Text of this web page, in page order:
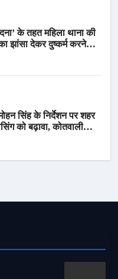
के तहत महिला थाना की
का झांसा देकर दुष्कर्म करने
सिंह के निर्देशन पर शहर
को बढ़ावा, कोतवाली